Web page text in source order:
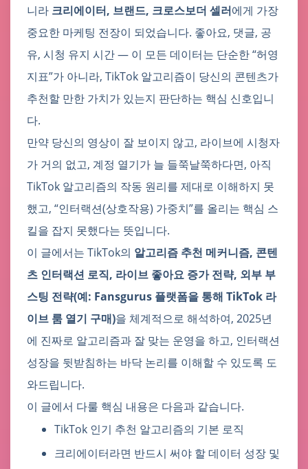
니라 크리에이터, 브랜드, 크로스보더 셀러에게 가장
중요한 마케팅 전장이 되었습니다. 좋아요, 댓글, 공
유, 시청 유지 시간 — 이 모든 데이터는 단순한 “허영
지표”가 아니라, TikTok 알고리즘이 당신의 콘텐츠가
추천할 만한 가치가 있는지 판단하는 핵심 신호입니
다.
만약 당신의 영상이 잘 보이지 않고, 라이브에 시청자
가 거의 없고, 계정 열기가 늘 들쭉날쭉하다면, 아직
TikTok 알고리즘의 작동 원리를 제대로 이해하지 못
했고, “인터랙션(상호작용) 가중치”를 올리는 핵심 스
킬을 잡지 못했다는 뜻입니다.
이 글에서는 TikTok의 알고리즘 추천 메커니즘, 콘텐
츠 인터랙션 로직, 라이브 좋아요 증가 전략, 외부 부
스팅 전략(예: Fansgurus 플랫폼을 통해 TikTok 라
이브 룸 열기 구매)을 체계적으로 해석하여, 2025년
에 진짜로 알고리즘과 잘 맞는 운영을 하고, 인터랙션
성장을 뒷받침하는 바닥 논리를 이해할 수 있도록 도
와드립니다.
이 글에서 다룰 핵심 내용은 다음과 같습니다.
TikTok 인기 추천 알고리즘의 기본 로직
크리에이터라면 반드시 써야 할 데이터 성장 및